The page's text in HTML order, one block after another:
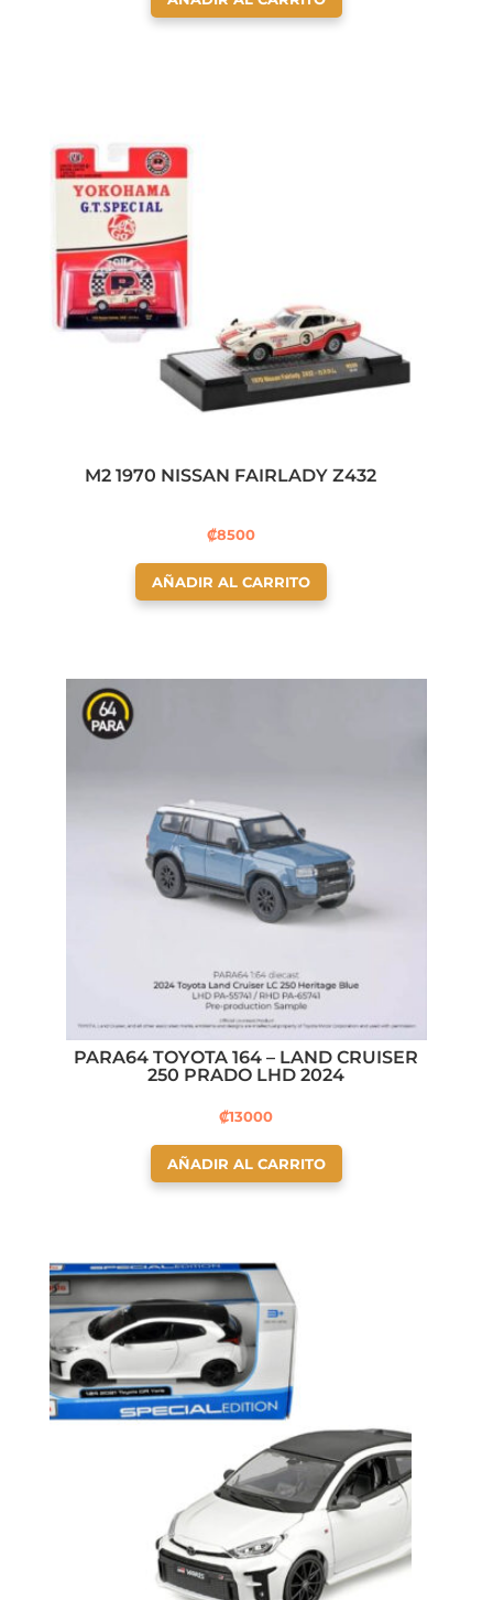
M2 1970 NISSAN FAIRLADY Z432
₡8500
AÑADIR AL CARRITO
PARA64 TOYOTA 164 – LAND CRUISER
250 PRADO LHD 2024
₡13000
AÑADIR AL CARRITO